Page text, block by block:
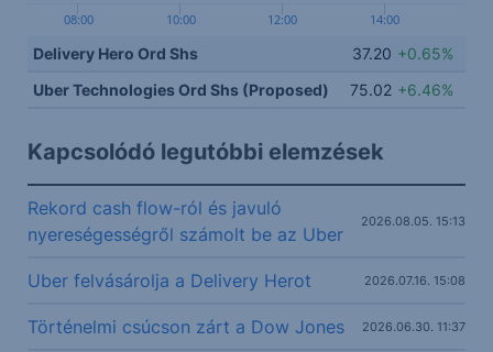
08:00 10:00 12:00 14:00
Delivery Hero Ord Shs 37.20 +0.65%
Uber Technologies Ord Shs (Proposed)
75.02 +6.46%
Kapcsolódó legutóbbi elemzések
Rekord cash flow-ról és javuló
nyereségességről számolt be az Uber
2026.08.05. 15:13
Uber felvásárolja a Delivery Herot 2026.07.16. 15:08
Történelmi csúcson zárt a Dow Jones 2026.06.30. 11:37